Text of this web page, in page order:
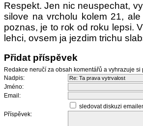
Respekt. Jen nic neuspechat,
silove na vrcholu kolem 21,
poznas, je to rok od roku lepsi.
lehci, ovsem ja jezdim trichu
Přidat příspěvek
Redakce neručí za obsah komentářů a vyhrazuje
Nadpis:
Jméno:
Email:
sledovat diskuzi
Příspěvek: